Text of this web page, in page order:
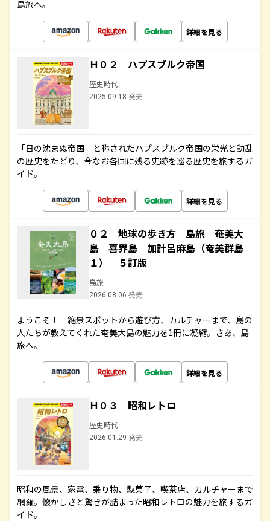
島旅へ。
詳細を見る
Ｈ０２ ハプスブルク帝国
歴史時代
2025.09.18 発売
「日の沈まぬ帝国」と称されたハプスブルク帝国の栄光と動乱
の歴史をたどり、今なお各国に残る史跡を巡る歴史を旅するガ
イド。
詳細を見る
０２ 地球の歩き方 島旅 奄美大
島 喜界島 加計呂麻島（奄美群島
１） ５訂版
島旅
2026.08.06 発売
ようこそ！ 絶景スポットから遊び方、カルチャーまで、島の
人たちが教えてくれた奄美大島の魅力を1冊に凝縮。さあ、島
旅へ。
詳細を見る
Ｈ０３ 昭和レトロ
歴史時代
2026.01.29 発売
昭和の風景、家電、乗り物、駄菓子、喫茶店、カルチャーまで
網羅。懐かしさと驚きが詰まった昭和レトロの魅力を旅するガ
イド。